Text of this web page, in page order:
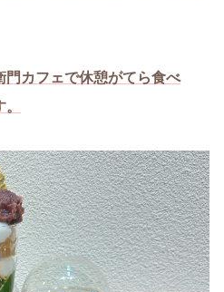
門カフェで休憩がてら食べ